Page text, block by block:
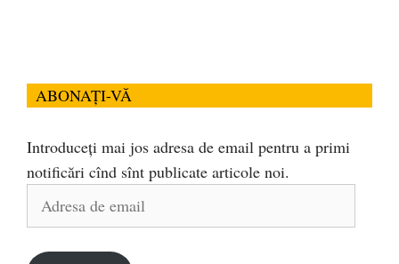
ABONAȚI-VĂ
Introduceți mai jos adresa de email pentru a primi
notificări cînd sînt publicate articole noi.